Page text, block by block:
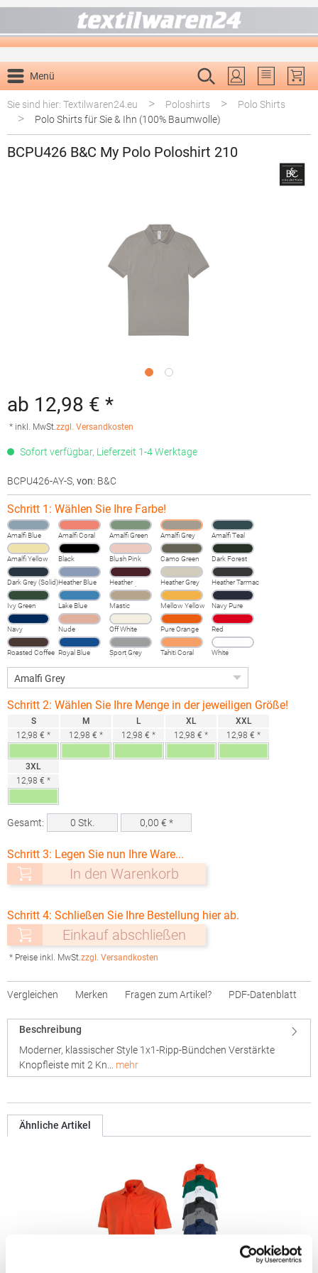
Menü
Du hast 0
Sie sind hier: Textilwaren24.eu
> Poloshirts > Polo Shirts
> Polo Shirts für Sie & Ihn (100% Baumwolle)
BCPU426 B&C My Polo Poloshirt 210
ab 12,98 € *
* inkl. MwSt.zzgl. Versandkosten
Sofort verfügbar, Lieferzeit 1-4 Werktage
BCPU426-AY-S, von: B&C
Schritt 1: Wählen Sie Ihre Farbe!
Amalfi Blue Amalfi Coral Amalfi Green Amalfi Grey Amalfi Teal
Amalfi Yellow Black Blush Pink Camo Green Dark Forest
Dark Grey (Solid)Heather Blue
Heather
Burgundy
Heather Grey
Fog
Heather Tarmac
Ivy Green Lake Blue Mastic Mellow Yellow Navy Pure
Navy Nude Off White Pure Orange Red
Roasted Coffee Royal Blue
Sport Grey
(Heather)
Tahiti Coral White
Schritt 2: Wählen Sie Ihre Menge in der jeweiligen Größe!
S
12,98 € *
M
12,98 € *
L
12,98 € *
XL
12,98 € *
XXL
12,98 € *
3XL
12,98 € *
Gesamt: 0 Stk. 0,00 € *
Schritt 3: Legen Sie nun Ihre Ware...
In den Warenkorb
Schritt 4: Schließen Sie Ihre Bestellung hier ab.
Einkauf abschließen
* Preise inkl. MwSt.zzgl. Versandkosten
Vergleichen Merken Fragen zum Artikel? PDF-Datenblatt
Beschreibung
Moderner, klassischer Style 1x1-Ripp-Bündchen Verstärkte
Knopfleiste mit 2 Kn… mehr
Ähnliche Artikel